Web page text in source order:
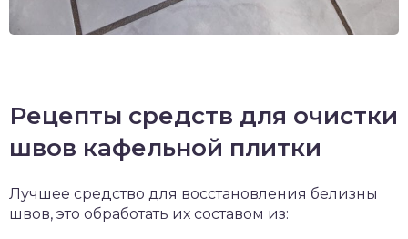
Рецепты средств для очистки
швов кафельной плитки
Лучшее средство для восстановления белизны
швов, это обработать их составом из: